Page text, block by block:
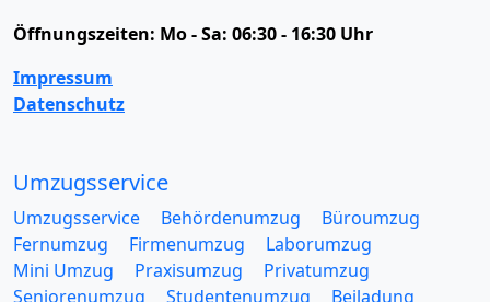
Öffnungszeiten: Mo - Sa: 06:30 - 16:30 Uhr
Impressum
Datenschutz
Umzugsservice
Umzugsservice Behördenumzug
Büroumzug
Fernumzug
Firmenumzug
Laborumzug
Mini Umzug
Praxisumzug
Privatumzug
Seniorenumzug
Studentenumzug
Beiladung